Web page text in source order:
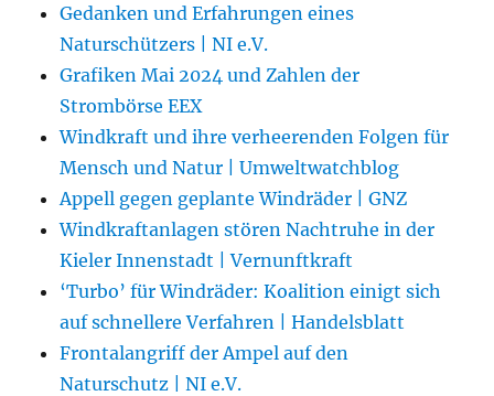
Gedanken und Erfahrungen eines
Naturschützers | NI e.V.
Grafiken Mai 2024 und Zahlen der
Strombörse EEX
Windkraft und ihre verheerenden Folgen für
Mensch und Natur | Umweltwatchblog
Appell gegen geplante Windräder | GNZ
Windkraftanlagen stören Nachtruhe in der
Kieler Innenstadt | Vernunftkraft
‘Turbo’ für Windräder: Koalition einigt sich
auf schnellere Verfahren | Handelsblatt
Frontalangriff der Ampel auf den
Naturschutz | NI e.V.